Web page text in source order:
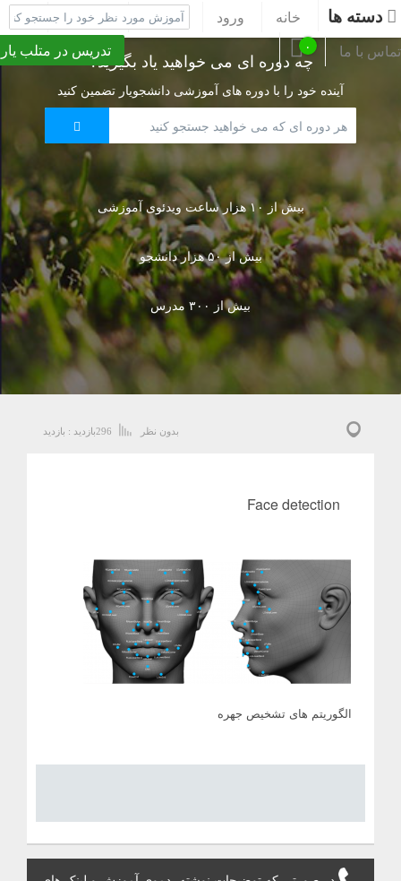
دسته ها خانه ورود ثبت نام
پشتیبانی
تماس با ما
۰ تدریس در متلب یارچه دوره ای می خواهید یاد بگیرید؟
آینده خود را با دوره های آموزشی دانشجویار تضمین کنید
بیش از ۱۰ هزار ساعت ویدئوی آموزشی
بیش از ۵۰ هزار دانشجو
بیش از ۳۰۰ مدرس
بدون نظر بازدید :296 بازدید
Face detection
الگوریتم های تشخیص جهره